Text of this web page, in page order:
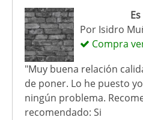
Por Isidro
Compra
"Muy buena relación
de poner. Lo he puesto
ningún problema.
recomendado: Si